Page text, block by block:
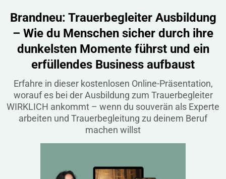
Brandneu: Trauerbegleiter Ausbildung
– Wie du Menschen sicher durch ihre
dunkelsten Momente führst und ein
erfüllendes Business aufbaust
Erfahre in dieser kostenlosen Online-Präsentation,
worauf es bei der Ausbildung zum Trauerbegleiter
WIRKLICH ankommt – wenn du souverän als Experte
arbeiten und Trauerbegleitung zu deinem Beruf
machen willst